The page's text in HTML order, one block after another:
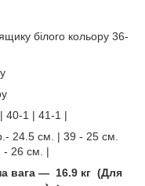
білого кольору 36-
40-1 | 41-1 |
24.5 см. | 39 - 25 см.
- 26 см. |
вага — 16.9 кг (Для